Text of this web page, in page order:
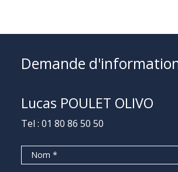
Demande
Lucas POULET OLIVO
Tel : 01 80 86 50 50